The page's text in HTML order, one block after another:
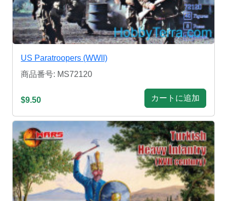
US Paratroopers (WWII)
商品番号: MS72120
$9.50 カートに追加